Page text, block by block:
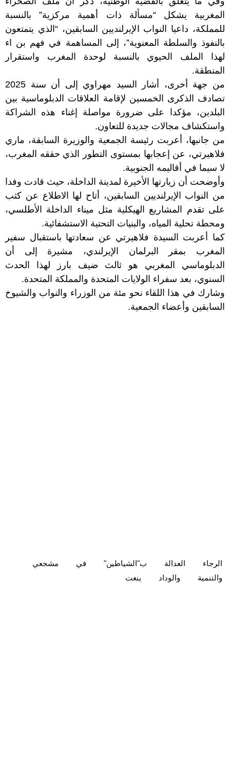
المغربية يشكل “مسألة ذات أهمية مركزية” بالنسبة
للمملكة، داعيا النواب الإيرلنديين السابقين، “الذي يتمتعون
بالنفوذ والسلطة المعنوية”، إلى المساهمة في فهم بن اء
لهذا الملف الحيوي بالنسبة لوحدة المغرب واستقرار
المنطقة.
من جهة أخرى، أشار السيد مهراوي إلى أن سنة 2025
تصادف الذكرى الخمسين لإقامة العلاقات الدبلوماسية بين
البلدين، مؤكدا على ضرورة مواصلة إغناء هذه الشراكة
واستكشاف مجالات جديدة للتعاون.
من جانبها، أعربت رئيسة الجمعية والوزيرة السابقة، ماري
فلاهيرتي، عن إعجابها بمستوى التطور الذي حققه المغرب،
لا سيما في أقاليمه الجنوبية.
وأوضحت أن زيارتها الأخيرة لمدينة الداخلة، حيث قادت وفدا
من النواب الإيرلنديين السابقين، أتاح لها الاطلاع عن كثب
على تقدم المشاريع الهيكلية مثل ميناء الداخلة الأطلسي،
ومحطة تحلية المياه، والبنيات التحتية الاستشفائية.
كما أعربت السيدة فلاهيرتي عن سعادتها باستقبال سفير
المغرب بمقر البرلمان الإيرلندي، مشيرة إلى أن
الدبلوماسي المغربي هو ثالث ضيف بارز لهذا الحدث
السنوي، بعد سفراء الولايات المتحدة والمملكة المتحدة.
وشارك في هذا اللقاء نحو مئة من الوزراء والنواب والشيوخ
السابقين وأعضاء الجمعية.
الرجاء العدالة ب"الشياطين" في
مشجعي
والتنمية
والوداد ينعت